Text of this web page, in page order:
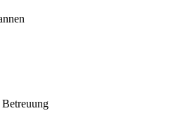
Betreuung